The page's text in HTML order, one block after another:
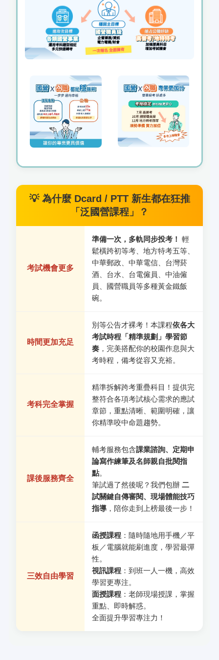
💡 為什麼 Dcard / PTT 新生都在狂推
「泛國營課程」？
考試機會更多
準備一次，多軌同步投考！ 輕
鬆橫跨初等考、地方特考五等、
中華郵政、中華電信、台灣菸
酒、台水、台電僱員、中油僱
員、國營職員等多種黃金鐵飯
碗。
時間更加充足
別等公告才裸考！本課程依各大
考試時程「精準規劃」學習節
奏 ，完美搭配你的校園作息與大
考時程，備考從容又充裕。
考科完全掌握
精準拆解跨考重疊科目！提供完
整符合各項考試核心需求的應試
章節，重點清晰、範圍明確，讓
你精準咬中命題趨勢。
課後服務齊全
輔考服務包含課業諮詢、定期申
論寫作練筆及名師親自批閱指
點。
筆試過了然後呢？我們包辦 二
試關鍵自傳審閱、現場體能技巧
指導 ，陪你走到上榜最後一步！
三效自由學習
函授課程 ：隨時隨地用手機／平
板／電腦就能刷進度，學習最彈
性。
視訊課程 ：到班一人一機，高效
學習更專注。
面授課程 ：老師現場授課，掌握
重點、即時解惑。
全面提升學習專注力！